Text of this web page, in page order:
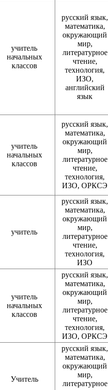
учитель
начальных
классов
русский язык,
математика,
окружающий
мир,
литературное
чтение,
технология,
ИЗО,
английский
язык
учитель
начальных
классов
русский язык,
математика,
окружающий
мир,
литературное
чтение,
технология,
ИЗО, ОРКСЭ
учитель
русский язык,
математика,
окружающий
мир,
литературное
чтение,
технология,
ИЗО
учитель
начальных
классов
русский язык,
математика,
окружающий
мир,
литературное
чтение,
технология,
ИЗО, ОРКСЭ
Учитель
русский язык,
математика,
окружающий
мир,
литературное